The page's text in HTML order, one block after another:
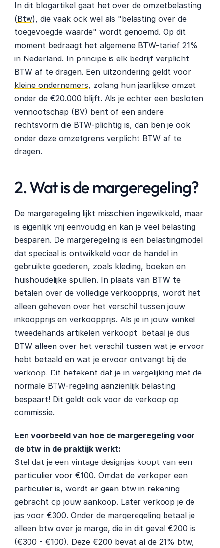
In dit blogartikel gaat het over de omzetbelasting
(Btw), die vaak ook wel als "belasting over de
toegevoegde waarde" wordt genoemd. Op dit
moment bedraagt het algemene BTW-tarief 21%
in Nederland. In principe is elk bedrijf verplicht
kleine ondernemers, zolang hun jaarlijkse omzet
onder de €20.000 blijft. Als je echter een besloten
vennootschap (BV) bent of een andere
rechtsvorm die BTW-plichtig is, dan ben je ook
onder deze omzetgrens verplicht BTW af te
dragen.
2. Wat is de margeregeling?
De margeregeling lijkt misschien ingewikkeld, maar
is eigenlijk vrij eenvoudig en kan je veel belasting
besparen. De margeregeling is een belastingmodel
dat speciaal is ontwikkeld voor de handel in
gebruikte goederen, zoals kleding, boeken en
huishoudelijke spullen. In plaats van BTW te
betalen over de volledige verkoopprijs, wordt het
alleen geheven over het verschil tussen jouw
inkoopprijs en verkoopprijs. Als je in jouw winkel
tweedehands artikelen verkoopt, betaal je dus
BTW alleen over het verschil tussen wat je ervoor
hebt betaald en wat je ervoor ontvangt bij de
verkoop. Dit betekent dat je in vergelijking met de
normale BTW-regeling aanzienlijk belasting
bespaart! Dit geldt ook voor de verkoop op
commissie.
Een voorbeeld van hoe de margeregeling voor
de btw in de praktijk werkt:
Stel dat je een vintage designjas koopt van een
particulier voor €100. Omdat de verkoper een
particulier is, wordt er geen btw in rekening
gebracht op jouw aankoop. Later verkoop je de
jas voor €300. Onder de margeregeling betaal je
alleen btw over je marge, die in dit geval €200 is
(€300 - €100). Deze €200 bevat al de 21% btw,